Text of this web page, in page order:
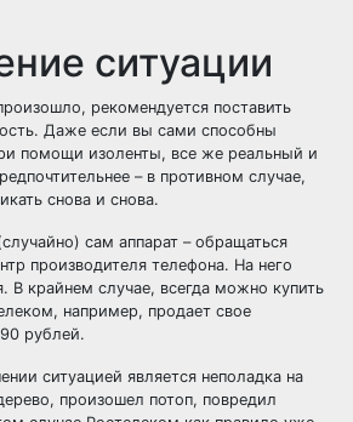
ситуации
рекомендуется поставить
Даже если вы сами способны
помощи изоленты, все же реальный и
– в противном случае,
снова и снова.
сам аппарат – обращаться
производителя телефона. На него
В крайнем случае, всегда можно купить
например, продает свое
рублей.
ситуацией является неполадка на
произошел потоп, повредил